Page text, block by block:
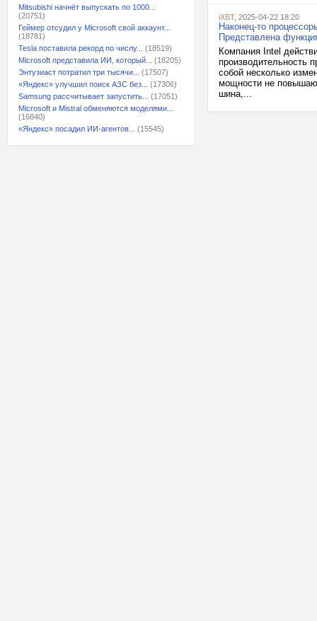
Mitsubishi начнёт выпускать по 1000...
(20751)
Геймер отсудил у Microsoft свой аккаунт...
(18781)
Tesla поставила рекорд по числу...
(18519)
Microsoft представила ИИ, который...
(18205)
Энтузиаст потратил три тысячи...
(17507)
«Яндекс» улучшил поиск АЗС без...
(17306)
Samsung рассчитывает запустить...
(17051)
Microsoft и Mistral обменяются моделями...
(16840)
«Яндекс» посадил ИИ-агентов...
(15545)
iXBT, 2025-04-22 18:20
Наконец-то
Представлена
Компания Intel
производительность
собой несколько
мощности не
шина,...